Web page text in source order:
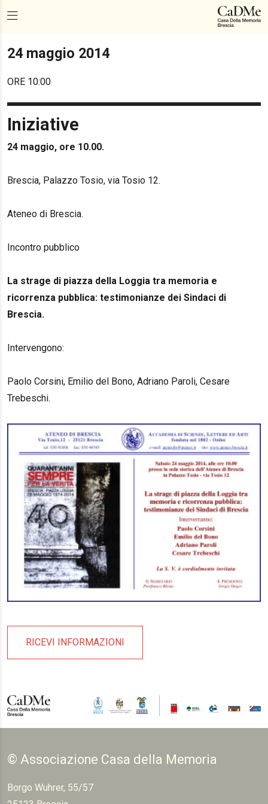
24 maggio 2014
ORE 10:00
Iniziative
24 maggio, ore 10.00.
Brescia, Palazzo Tosio, via Tosio 12.
Ateneo di Brescia.
Incontro pubblico
La strage di piazza della Loggia tra memoria e
ricorrenza pubblica: testimonianze dei Sindaci di
Brescia.
Intervengono:
Paolo Corsini, Emilio del Bono, Adriano Paroli, Cesare
Trebeschi.
RICEVI INFORMAZIONI
© Associazione Casa della Memoria
Borgo Wuhrer, 55/57